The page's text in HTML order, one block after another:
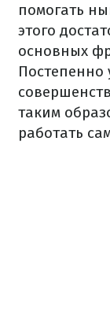
помогать
этого
основных
Постепенно
таким
работать